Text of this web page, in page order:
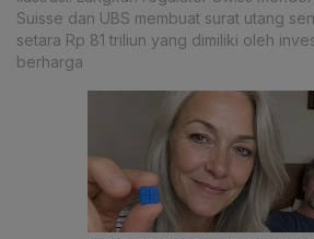
Suisse dan UBS membuat surat utang
setara Rp 81 triliun yang dimiliki oleh
berharga